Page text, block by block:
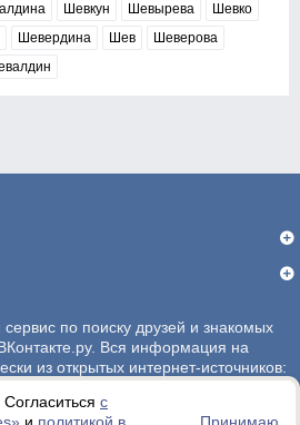
с
Шевкун Шевырева
Шевко
Шевердина Шев
Шеверова
по поиску друзей и знакомых
Вся информация на
из открытых интернет-источников:
не несет.